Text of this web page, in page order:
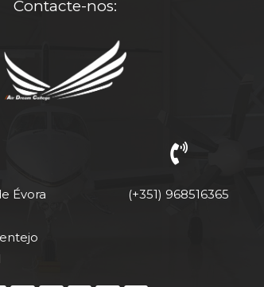
Contacte-nos:
Évora
(+351) 968516365